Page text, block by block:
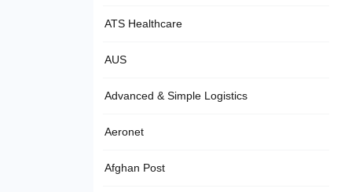
ATS Healthcare
AUS
Advanced & Simple Logistics
Aeronet
Afghan Post